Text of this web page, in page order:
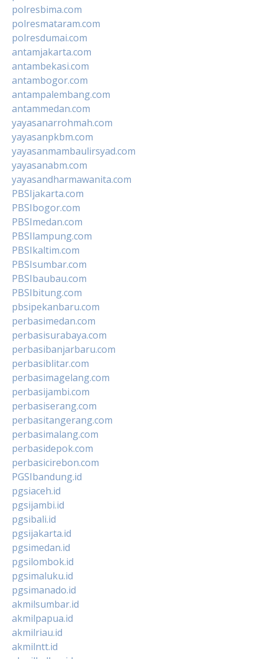
polresbima.com
polresmataram.com
polresdumai.com
antamjakarta.com
antambekasi.com
antambogor.com
antampalembang.com
antammedan.com
yayasanarrohmah.com
yayasanpkbm.com
yayasanmambaulirsyad.com
yayasanabm.com
yayasandharmawanita.com
PBSIjakarta.com
PBSIbogor.com
PBSImedan.com
PBSIlampung.com
PBSIkaltim.com
PBSIsumbar.com
PBSIbaubau.com
PBSIbitung.com
pbsipekanbaru.com
perbasimedan.com
perbasisurabaya.com
perbasibanjarbaru.com
perbasiblitar.com
perbasimagelang.com
perbasijambi.com
perbasiserang.com
perbasitangerang.com
perbasimalang.com
perbasidepok.com
perbasicirebon.com
PGSIbandung.id
pgsiaceh.id
pgsijambi.id
pgsibali.id
pgsijakarta.id
pgsimedan.id
pgsilombok.id
pgsimaluku.id
pgsimanado.id
akmilsumbar.id
akmilpapua.id
akmilriau.id
akmilntt.id